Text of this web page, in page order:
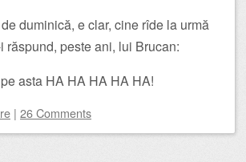
duminică, e clar, cine rîde la urmă
răspund, peste ani, lui Brucan:
asta HA HA HA HA HA!
| 26 Comments